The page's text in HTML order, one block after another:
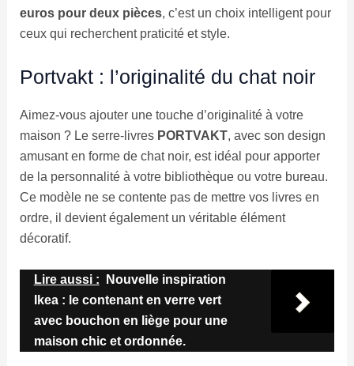
euros pour deux pièces, c’est un choix intelligent pour
ceux qui recherchent praticité et style.
Portvakt : l’originalité du chat noir
Aimez-vous ajouter une touche d’originalité à votre
maison ? Le serre-livres PORTVAKT, avec son design
amusant en forme de chat noir, est idéal pour apporter
de la personnalité à votre bibliothèque ou votre bureau.
Ce modèle ne se contente pas de mettre vos livres en
ordre, il devient également un véritable élément
décoratif.
Lire aussi :
Nouvelle inspiration
Ikea : le contenant en verre vert
avec bouchon en liège pour une
maison chic et ordonnée.